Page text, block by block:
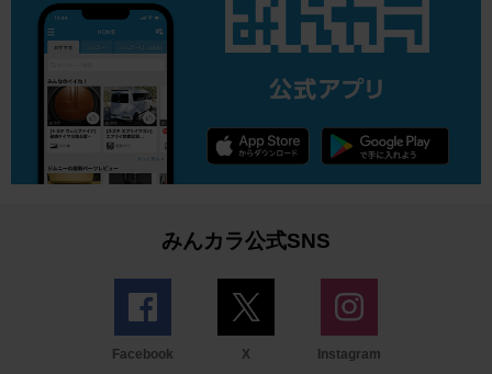
みんカラ公式SNS
Facebook X Instagram